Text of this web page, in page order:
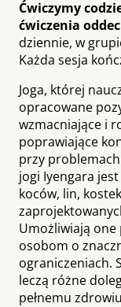
Ćwiczymy
ćwiczenia
dziennie, w
Każda sesja
Joga, której
opracowane
wzmacniające i
poprawiające
przy
jogi Iyengara
koców, lin,
Umożliwiają one
osobom o
ograniczeniach.
leczą różne
pełnemu